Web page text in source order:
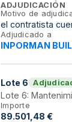
ADJUDICACIÓN
Motivo de
el contratista
Adjudicado a
INPORMAN
Lote 6
Lote 6:
Importe
89.501,48 €